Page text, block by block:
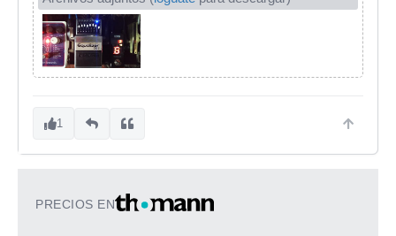
1
PRECIOS EN